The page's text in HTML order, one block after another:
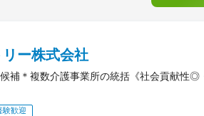
ー株式会社
候補＊複数介護事業所の統括《社会貢献性
験歓迎